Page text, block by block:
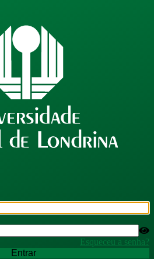
Esqueceu a senha?
Entrar